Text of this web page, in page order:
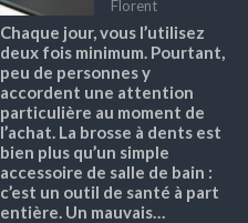
Florent
Chaque jour, vous l’utilisez
deux fois minimum. Pourtant,
peu de personnes y
accordent une attention
particulière au moment de
l’achat. La brosse à dents est
bien plus qu’un simple
accessoire de salle de bain :
c’est un outil de santé à part
entière. Un mauvais…